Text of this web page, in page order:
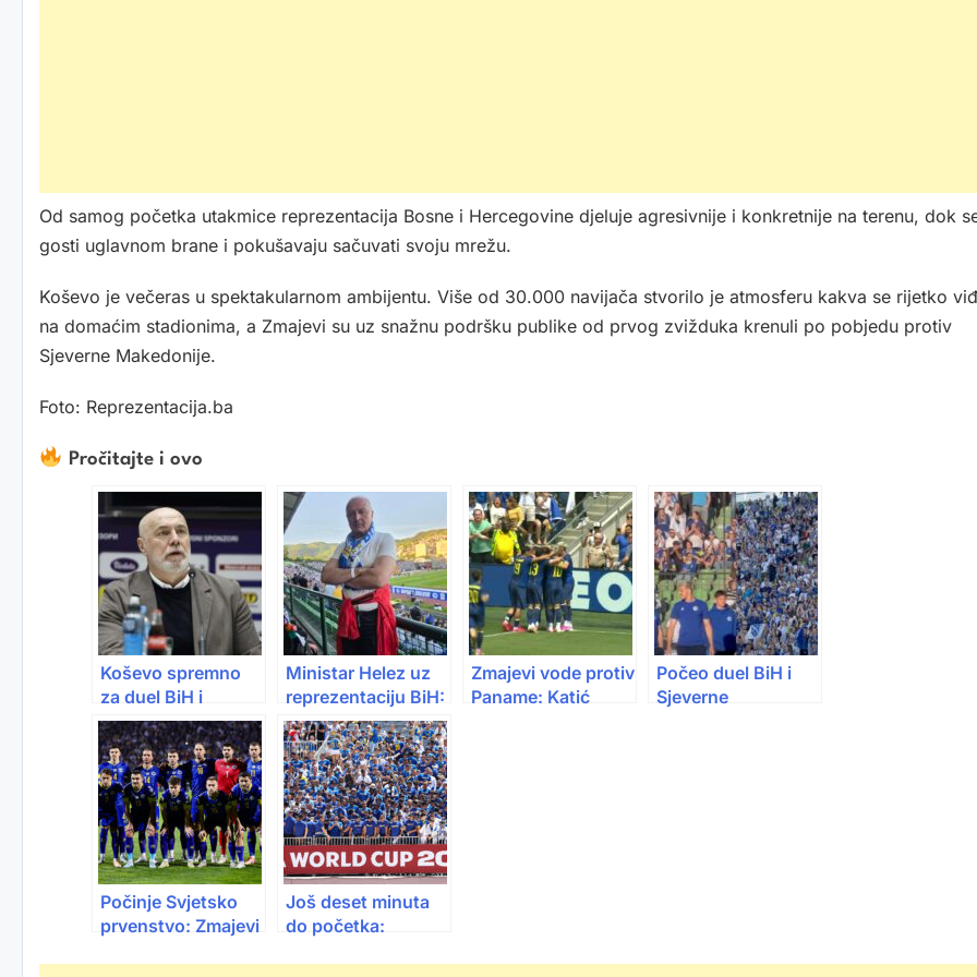
Od samog početka utakmice reprezentacija Bosne i Hercegovine djeluje agresivnije i konkretnije na terenu, dok
gosti uglavnom brane i pokušavaju sačuvati svoju mrežu.
Koševo je večeras u spektakularnom ambijentu. Više od 30.000 navijača stvorilo je atmosferu kakva se rijetko
na domaćim stadionima, a Zmajevi su uz snažnu podršku publike od prvog zvižduka krenuli po pobjedu protiv
Sjeverne Makedonije.
Foto: Reprezentacija.ba
Pročitajte i ovo
Koševo spremno
za duel BiH i
Sjeverne
Makedonije
Ministar Helez uz
reprezentaciju BiH:
“Sretno Zmajevi”
Zmajevi vode protiv
Paname: Katić
Počeo duel BiH i
Sjeverne
Počinje Svjetsko
prvenstvo: Zmajevi
Još deset minuta
do početka: